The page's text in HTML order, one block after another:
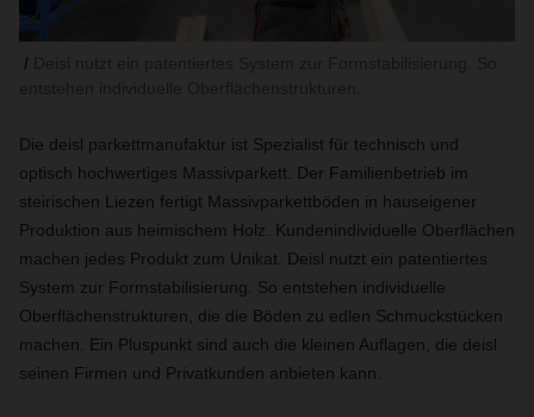
Die deisl parkettmanufaktur ist Spezialist für technisch und
optisch hochwertiges Massivparkett. Der Familienbetrieb im
steirischen Liezen fertigt Massivparkettböden in hauseigener
Produktion aus heimischem Holz. Kundenindividuelle Oberflächen
machen jedes Produkt zum Unikat. Deisl nutzt ein patentiertes
System zur Formstabilisierung. So entstehen individuelle
Oberflächenstrukturen, die die Böden zu edlen Schmuckstücken
machen. Ein Pluspunkt sind auch die kleinen Auflagen, die deisl
seinen Firmen und Privatkunden anbieten kann.